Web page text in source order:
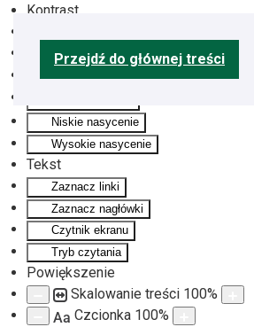
Kontrast
Monochromatyczny
Niskie nasycenie
Wysokie nasycenie
Tekst
Zaznacz linki
Zaznacz nagłówki
Czytnik ekranu
Tryb czytania
Powiększenie
Skalowanie treści 100%
Aa Czcionka 100%
Przejdź do głównej treści